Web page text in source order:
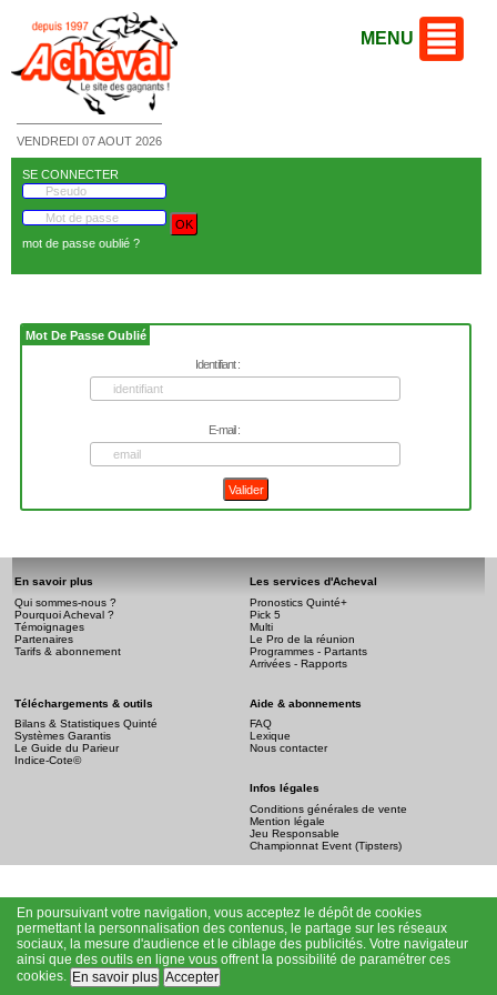
VENDREDI 07 AOUT 2026
MENU
SE CONNECTER
mot de passe oublié ?
Mot De Passe Oublié
Identifiant :
E-mail :
En savoir plus
Qui sommes-nous ?
Pourquoi Acheval ?
Témoignages
Partenaires
Tarifs & abonnement
Les services d'Acheval
Pronostics Quinté+
Pick 5
Multi
Le Pro de la réunion
Programmes - Partants
Arrivées - Rapports
Téléchargements & outils
Bilans & Statistiques Quinté
Systèmes Garantis
Le Guide du Parieur
Indice-Cote©
Aide & abonnements
FAQ
Lexique
Nous contacter
Infos légales
Conditions générales de vente
Mention légale
Jeu Responsable
Championnat Event (Tipsters)
En poursuivant votre navigation, vous acceptez le dépôt de cookies
permettant la personnalisation des contenus, le partage sur les réseaux
sociaux, la mesure d'audience et le ciblage des publicités. Votre navigateur
ainsi que des outils en ligne vous offrent la possibilité de paramétrer ces
cookies. En savoir plus Accepter